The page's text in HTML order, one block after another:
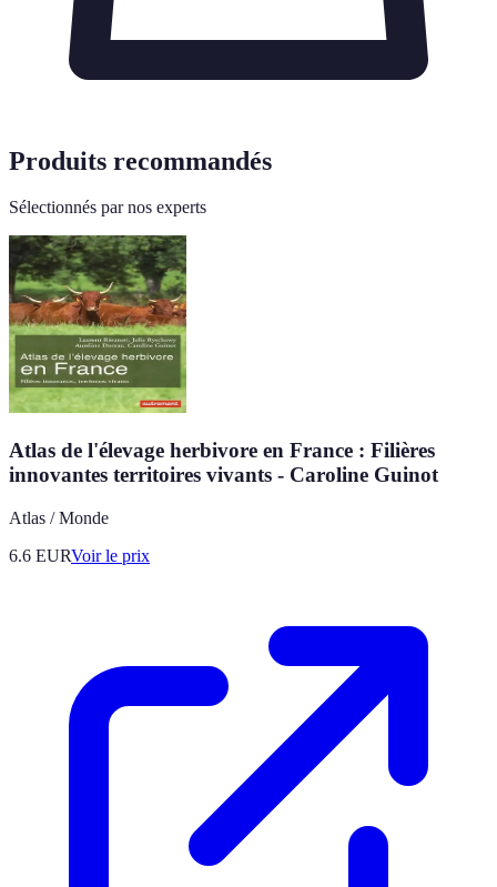
Produits recommandés
Sélectionnés par nos experts
Atlas de l'élevage herbivore en France : Filières
innovantes territoires vivants - Caroline Guinot
Atlas / Monde
6.6 EURVoir le prix